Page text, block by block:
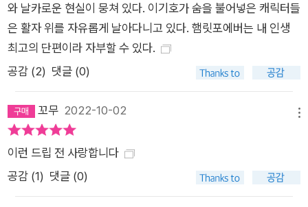
와 날카로운 현실이 뭉쳐 있다. 이기호가 숨을 불어넣은 캐릭터들
은 활자 위를 자유롭게 날아다니고 있다. 햄릿포에버는 내 인생
최고의 단편이라 자부할 수 있다.
공감 (2) 댓글 (0)
꼬무 2022-10-02
이런 드립 전 사랑합니다
공감 (1) 댓글 (0)